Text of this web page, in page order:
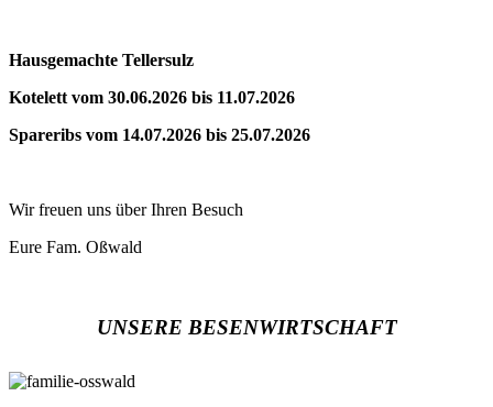
Hausgemachte Tellersulz
Kotelett vom 30.06.2026 bis 11.07.2026
Spareribs vom 14.07.2026 bis 25.07.2026
Wir freuen uns über Ihren Besuch
Eure Fam. Oßwald
UNSERE BESENWIRTSCHAFT